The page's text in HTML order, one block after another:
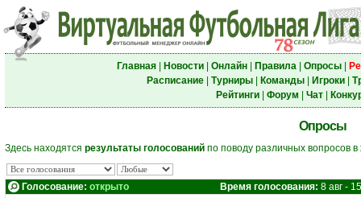
Главная| Новости| Онлайн| Правила| Опросы|
Расписание| Турниры| Команды| Игроки|
Рейтинги| Форум Чат|
Опросы
Здесь находятся результаты голосований по поводу различных вопросов
Голосование: открыто Время голосования: 8 авг -